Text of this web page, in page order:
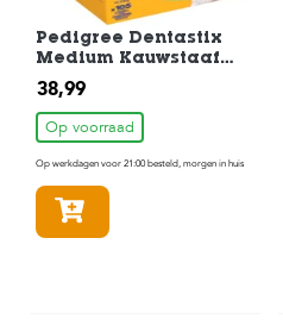
Pedigree Dentastix
Medium Kauwstaaf
Gebitsverzorgende
Hondensnack 105
Stuks
38,99
Op voorraad
Op werkdagen voor 21:00 besteld, morgen in huis